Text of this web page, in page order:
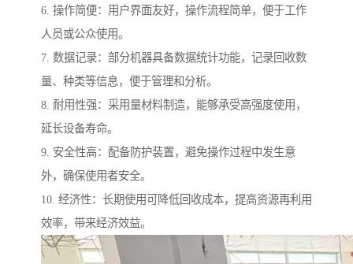
6. 操作简便：用户界面友好，操作流程简单，便于工作
人员或公众使用。
7. 数据记录：部分机器具备数据统计功能，记录回收数
量、种类等信息，便于管理和分析。
8. 耐用性强：采用量材料制造，能够承受高强度使用，
延长设备寿命。
9. 安全性高：配备防护装置，避免操作过程中发生意
外，确保使用者安全。
10. 经济性：长期使用可降低回收成本，提高资源再利用
效率，带来经济效益。